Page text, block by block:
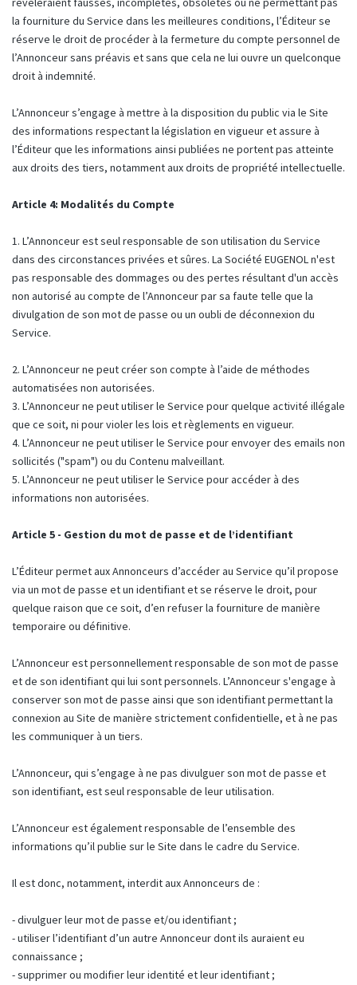
la fourniture du Service dans les meilleures conditions, l’Éditeur se
réserve le droit de procéder à la fermeture du compte personnel de
l’Annonceur sans préavis et sans que cela ne lui ouvre un quelconque
droit à indemnité.
L’Annonceur s’engage à mettre à la disposition du public via le Site
des informations respectant la législation en vigueur et assure à
l’Éditeur que les informations ainsi publiées ne portent pas atteinte
aux droits des tiers, notamment aux droits de propriété intellectuelle.
Article 4: Modalités du Compte
1. L’Annonceur est seul responsable de son utilisation du Service
dans des circonstances privées et sûres. La Société EUGENOL n'est
pas responsable des dommages ou des pertes résultant d'un accès
non autorisé au compte de l’Annonceur par sa faute telle que la
divulgation de son mot de passe ou un oubli de déconnexion du
Service.
2. L’Annonceur ne peut créer son compte à l’aide de méthodes
automatisées non autorisées.
3. L’Annonceur ne peut utiliser le Service pour quelque activité illégale
que ce soit, ni pour violer les lois et règlements en vigueur.
4. L’Annonceur ne peut utiliser le Service pour envoyer des emails non
sollicités ("spam") ou du Contenu malveillant.
5. L’Annonceur ne peut utiliser le Service pour accéder à des
informations non autorisées.
Article 5 - Gestion du mot de passe et de l’identifiant
L’Éditeur permet aux Annonceurs d’accéder au Service qu’il propose
via un mot de passe et un identifiant et se réserve le droit, pour
quelque raison que ce soit, d’en refuser la fourniture de manière
temporaire ou définitive.
L’Annonceur est personnellement responsable de son mot de passe
et de son identifiant qui lui sont personnels. L’Annonceur s'engage à
conserver son mot de passe ainsi que son identifiant permettant la
connexion au Site de manière strictement confidentielle, et à ne pas
les communiquer à un tiers.
L’Annonceur, qui s’engage à ne pas divulguer son mot de passe et
son identifiant, est seul responsable de leur utilisation.
L’Annonceur est également responsable de l’ensemble des
informations qu’il publie sur le Site dans le cadre du Service.
Il est donc, notamment, interdit aux Annonceurs de :
- divulguer leur mot de passe et/ou identifiant ;
- utiliser l’identifiant d’un autre Annonceur dont ils auraient eu
connaissance ;
- supprimer ou modifier leur identité et leur identifiant ;